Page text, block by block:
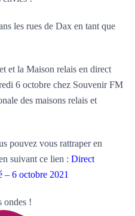
les rues de Dax en tant que
et la Maison relais en direct
6 octobre chez Souvenir FM
des maisons relais et
pouvez vous rattraper en
suivant ce lien : Direct
6 octobre 2021
ondes !